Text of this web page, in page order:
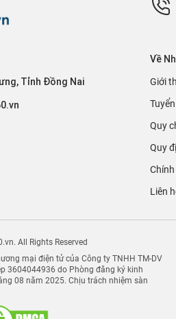
Tỉnh Đồng Nai
Về
Giới
Quy
Quy
Liên
All Rights Reserved
mại điện tử của Công ty TNHH TM-DV
3604044936 do Phòng đăng ký kinh
08 năm 2025. Chịu trách nhiệm sàn